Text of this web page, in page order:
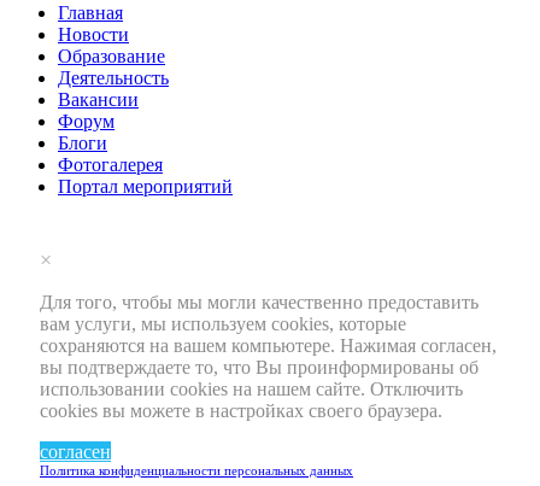
Главная
Новости
Образование
Деятельность
Вакансии
Форум
Блоги
Фотогалерея
Портал мероприятий
×
Для того, чтобы мы могли качественно предоставить
вам услуги, мы используем cookies, которые
сохраняются на вашем компьютере. Нажимая согласен,
вы подтверждаете то, что Вы проинформированы об
использовании cookies на нашем сайте. Отключить
cookies вы можете в настройках своего браузера.
согласен
Политика конфиденциальности персональных данных